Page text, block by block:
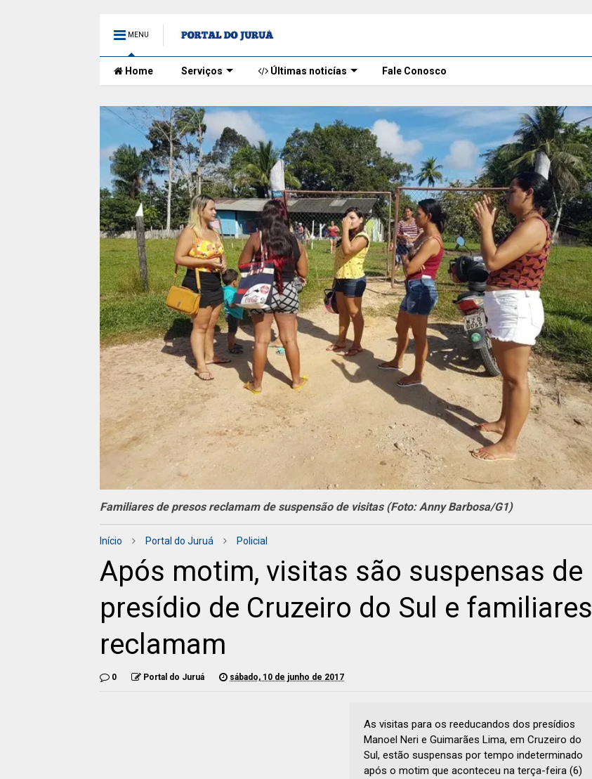
MENU
Home Serviços Últimas noticías Fale Conosco
Familiares de presos reclamam de suspensão de visitas (Foto: Anny Barbosa/G1)
Início Portal do Juruá Policial
Após motim, visitas são suspensas de
presídio de Cruzeiro do Sul e familiares
reclamam
0 Portal do Juruá sábado, 10 de junho de 2017
As visitas para os reeducandos dos presídios
Manoel Neri e Guimarães Lima, em Cruzeiro do
Sul, estão suspensas por tempo indeterminado
após o motim que aconteceu na terça-feira (6)